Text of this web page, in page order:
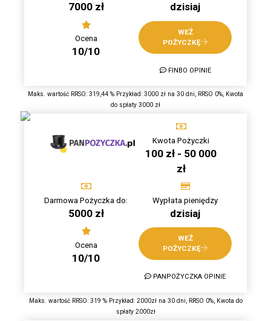
7000 zł dzisiaj
Ocena
10/10
WEŹ
POŻYCZKĘ
FINBO OPINIE
Maks. wartość RRSO: 319,44 % Przykład: 3000 zł na 30 dni, RRSO 0%, Kwota
do spłaty 3000 zł
Kwota Pożyczki
100 zł - 50 000
zł
Darmowa Pożyczka do:
5000 zł
Wypłata pieniędzy
dzisiaj
Ocena
10/10
WEŹ
POŻYCZKĘ
PANPOŻYCZKA OPINIE
Maks. wartość RRSO: 319 % Przykład: 2000zł na 30 dni, RRSO 0%, Kwota do
spłaty 2000zł